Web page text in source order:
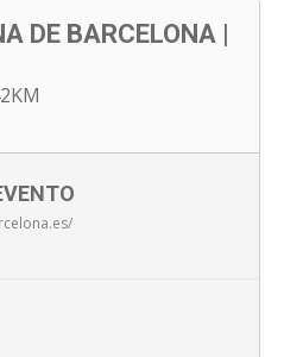
DE BARCELONA |